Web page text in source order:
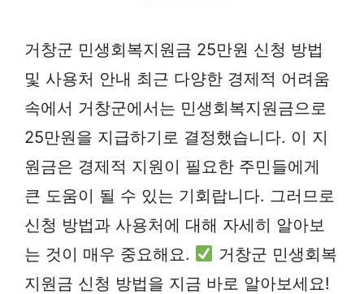
거창군 민생회복지원금 25만원 신청 방법
및 사용처 안내 최근 다양한 경제적 어려움
속에서 거창군에서는 민생회복지원금으로
25만원을 지급하기로 결정했습니다. 이 지
원금은 경제적 지원이 필요한 주민들에게
큰 도움이 될 수 있는 기회랍니다. 그러므로
신청 방법과 사용처에 대해 자세히 알아보
는 것이 매우 중요해요.
거창군 민생회복
지원금 신청 방법을 지금 바로 알아보세요!